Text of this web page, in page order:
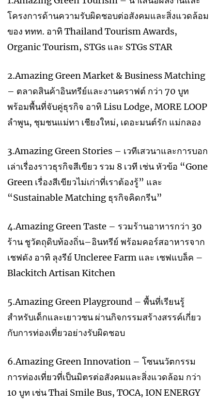
โครงการด้านความรับผิดชอบต่อสังคมและสิ่งแวดล้อม
ของ ททท. อาทิ Thailand Tourism Awards,
Organic Tourism, STGs และ STGs STAR
2.Amazing Green Market & Business Matching
– ตลาดสินค้าอินทรีย์และงานคราฟต์ กว่า 70 บูท
พร้อมพื้นที่จับคู่ธุรกิจ อาทิ Lisu Lodge, MORE LOOP
ลำพูน, ชุมชนแม่ทา เชียงใหม่, เดอะมนต์รัก แม่กลอง
3.Amazing Green Stories – เวทีเสวนาและการบอก
เล่าเรื่องราวธุรกิจสีเขียว รวม 8 เวที เช่น หัวข้อ “Gone
Green เรื่องสีเขียวไม่เก่าที่เราต้องรู้” และ
“Sustainable Matching ธุรกิจคิดกรีน”
4.Amazing Green Taste – รวมร้านอาหารกว่า 30
ร้าน ชูวัตถุดิบท้องถิ่น–อินทรีย์ พร้อมคอร์สอาหารจาก
เชฟดัง อาทิ ลุงรีย์ Uncleree Farm และ เชฟแบล็ค –
Blackitch Artisan Kitchen
5.Amazing Green Playground – พื้นที่เรียนรู้
สำหรับเด็กและเยาวชน ผ่านกิจกรรมสร้างสรรค์เกี่ยว
กับการท่องเที่ยวอย่างรับผิดชอบ
6.Amazing Green Innovation – โซนนวัตกรรม
การท่องเที่ยวที่เป็นมิตรต่อสังคมและสิ่งแวดล้อม กว่า
10 บูท เช่น Thai Smile Bus, TOCA, ION ENERGY